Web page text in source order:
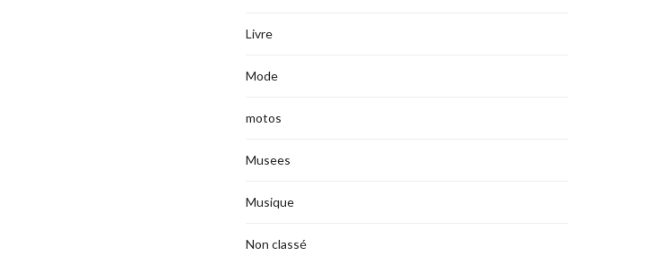
Livre
Mode
motos
Musees
Musique
Non classé